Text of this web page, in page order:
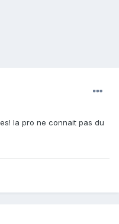
la pro ne connait pas du